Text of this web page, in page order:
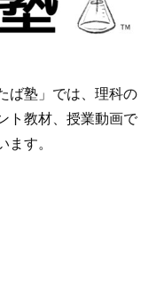
ば塾」では、理科の
ト教材、授業動画で
ます。